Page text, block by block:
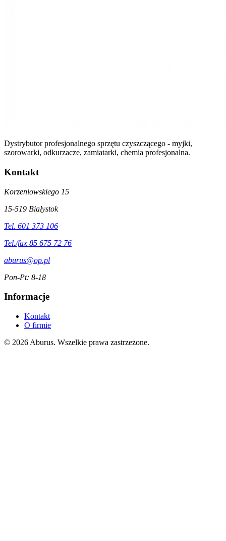
Dystrybutor profesjonalnego sprzętu czyszczącego - myjki,
szorowarki, odkurzacze, zamiatarki, chemia profesjonalna.
Kontakt
Korzeniowskiego 15
15-519 Białystok
Tel. 601 373 106
Tel./fax 85 675 72 76
aburus@op.pl
Pon-Pt: 8-18
Informacje
Kontakt
O firmie
© 2026 Aburus. Wszelkie prawa zastrzeżone.